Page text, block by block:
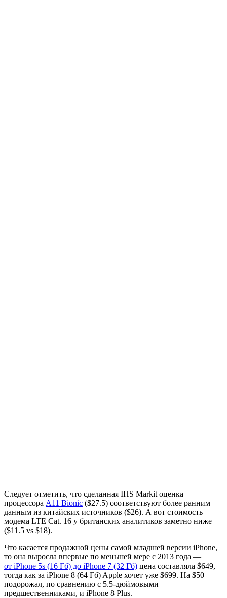
Следует отметить, что сделанная IHS Markit оценка
процессора A11 Bionic ($27.5) соответствуют более ранним
данным из китайских источников ($26). А вот стоимость
модема LTE Cat. 16 у британских аналитиков заметно ниже
($11.5 vs $18).
Что касается продажной цены самой младшей версии iPhone,
то она выросла впервые по меньшей мере с 2013 года —
от iPhone 5s (16 Гб) до iPhone 7 (32 Гб) цена составляла $649,
тогда как за iPhone 8 (64 Гб) Apple хочет уже $699. На $50
подорожал, по сравнению с 5.5-дюймовыми
предшественниками, и iPhone 8 Plus.